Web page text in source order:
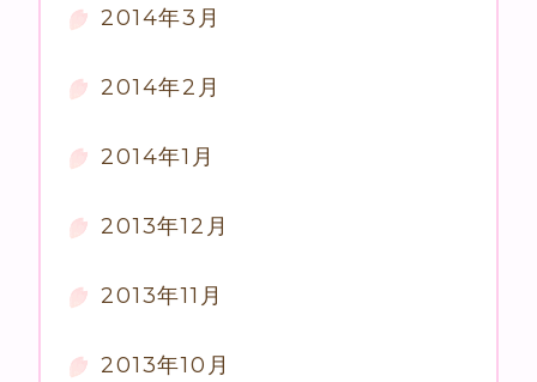
2014年3月
2014年2月
2014年1月
2013年12月
2013年11月
2013年10月